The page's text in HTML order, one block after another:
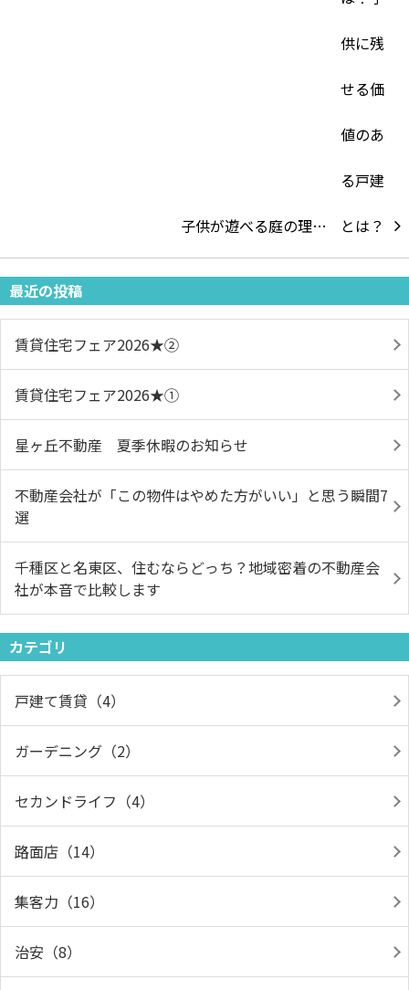
子供が遊べる庭の理…
最近の投稿
賃貸住宅フェア2026★➁
賃貸住宅フェア2026★①
星ヶ丘不動産 夏季休暇のお知らせ
不動産会社が「この物件はやめた方がいい」と思う瞬間7
選
千種区と名東区、住むならどっち？地域密着の不動産会
社が本音で比較します
カテゴリ
戸建て賃貸（4）
ガーデニング（2）
セカンドライフ（4）
路面店（14）
集客力（16）
治安（8）